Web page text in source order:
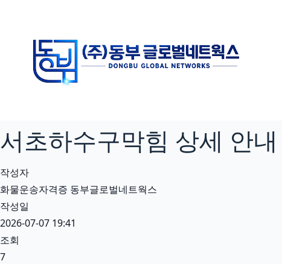
서초하수구막힘 상세 안
작성자
화물운송자격증 동부글로벌네트웍스
작성일
2026-07-07 19:41
조회
7